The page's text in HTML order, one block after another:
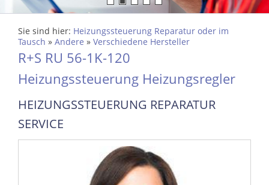
Sie sind hier: Heizungssteuerung Reparatur oder im
Tausch » Andere » Verschiedene Hersteller
R+S RU 56-1K-120
Heizungssteuerung Heizungsregler
HEIZUNGSSTEUERUNG REPARATUR
SERVICE